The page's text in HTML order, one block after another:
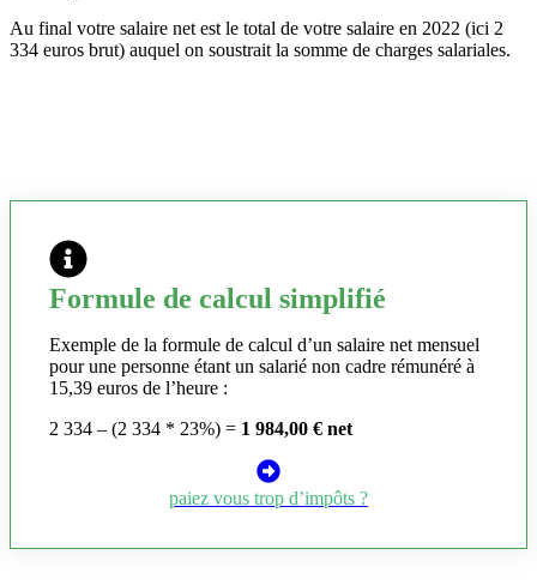
Au final votre salaire net est le total de votre salaire en 2022 (ici 2
334 euros brut) auquel on soustrait la somme de charges salariales.
Formule de calcul simplifié
Exemple de la formule de calcul d’un salaire net mensuel
pour une personne étant un salarié non cadre rémunéré à
15,39 euros de l’heure :
2 334 – (2 334 * 23%) = 1 984,00 € net
paiez vous trop d’impôts ?